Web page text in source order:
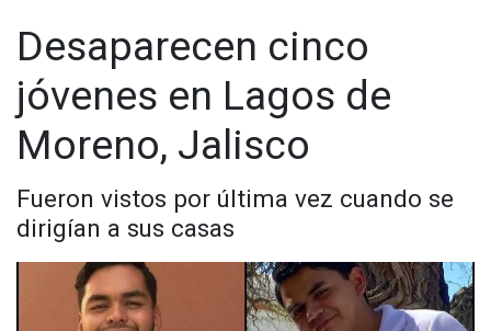
Desaparecen cinco
jóvenes en Lagos de
Moreno, Jalisco
Fueron vistos por última vez cuando se
dirigían a sus casas